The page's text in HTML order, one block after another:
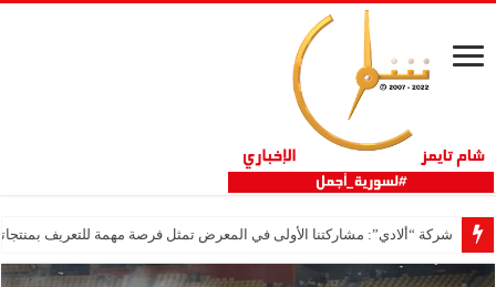
شركة “ألادي”: مشاركتنا الأولى في المعرض تمثل فرصة مهمة للتعريف